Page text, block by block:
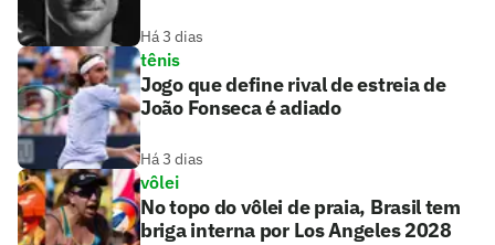
Há 3 dias
tênis
Jogo que define rival de estreia de
João Fonseca é adiado
Há 3 dias
vôlei
No topo do vôlei de praia, Brasil tem
briga interna por Los Angeles 2028